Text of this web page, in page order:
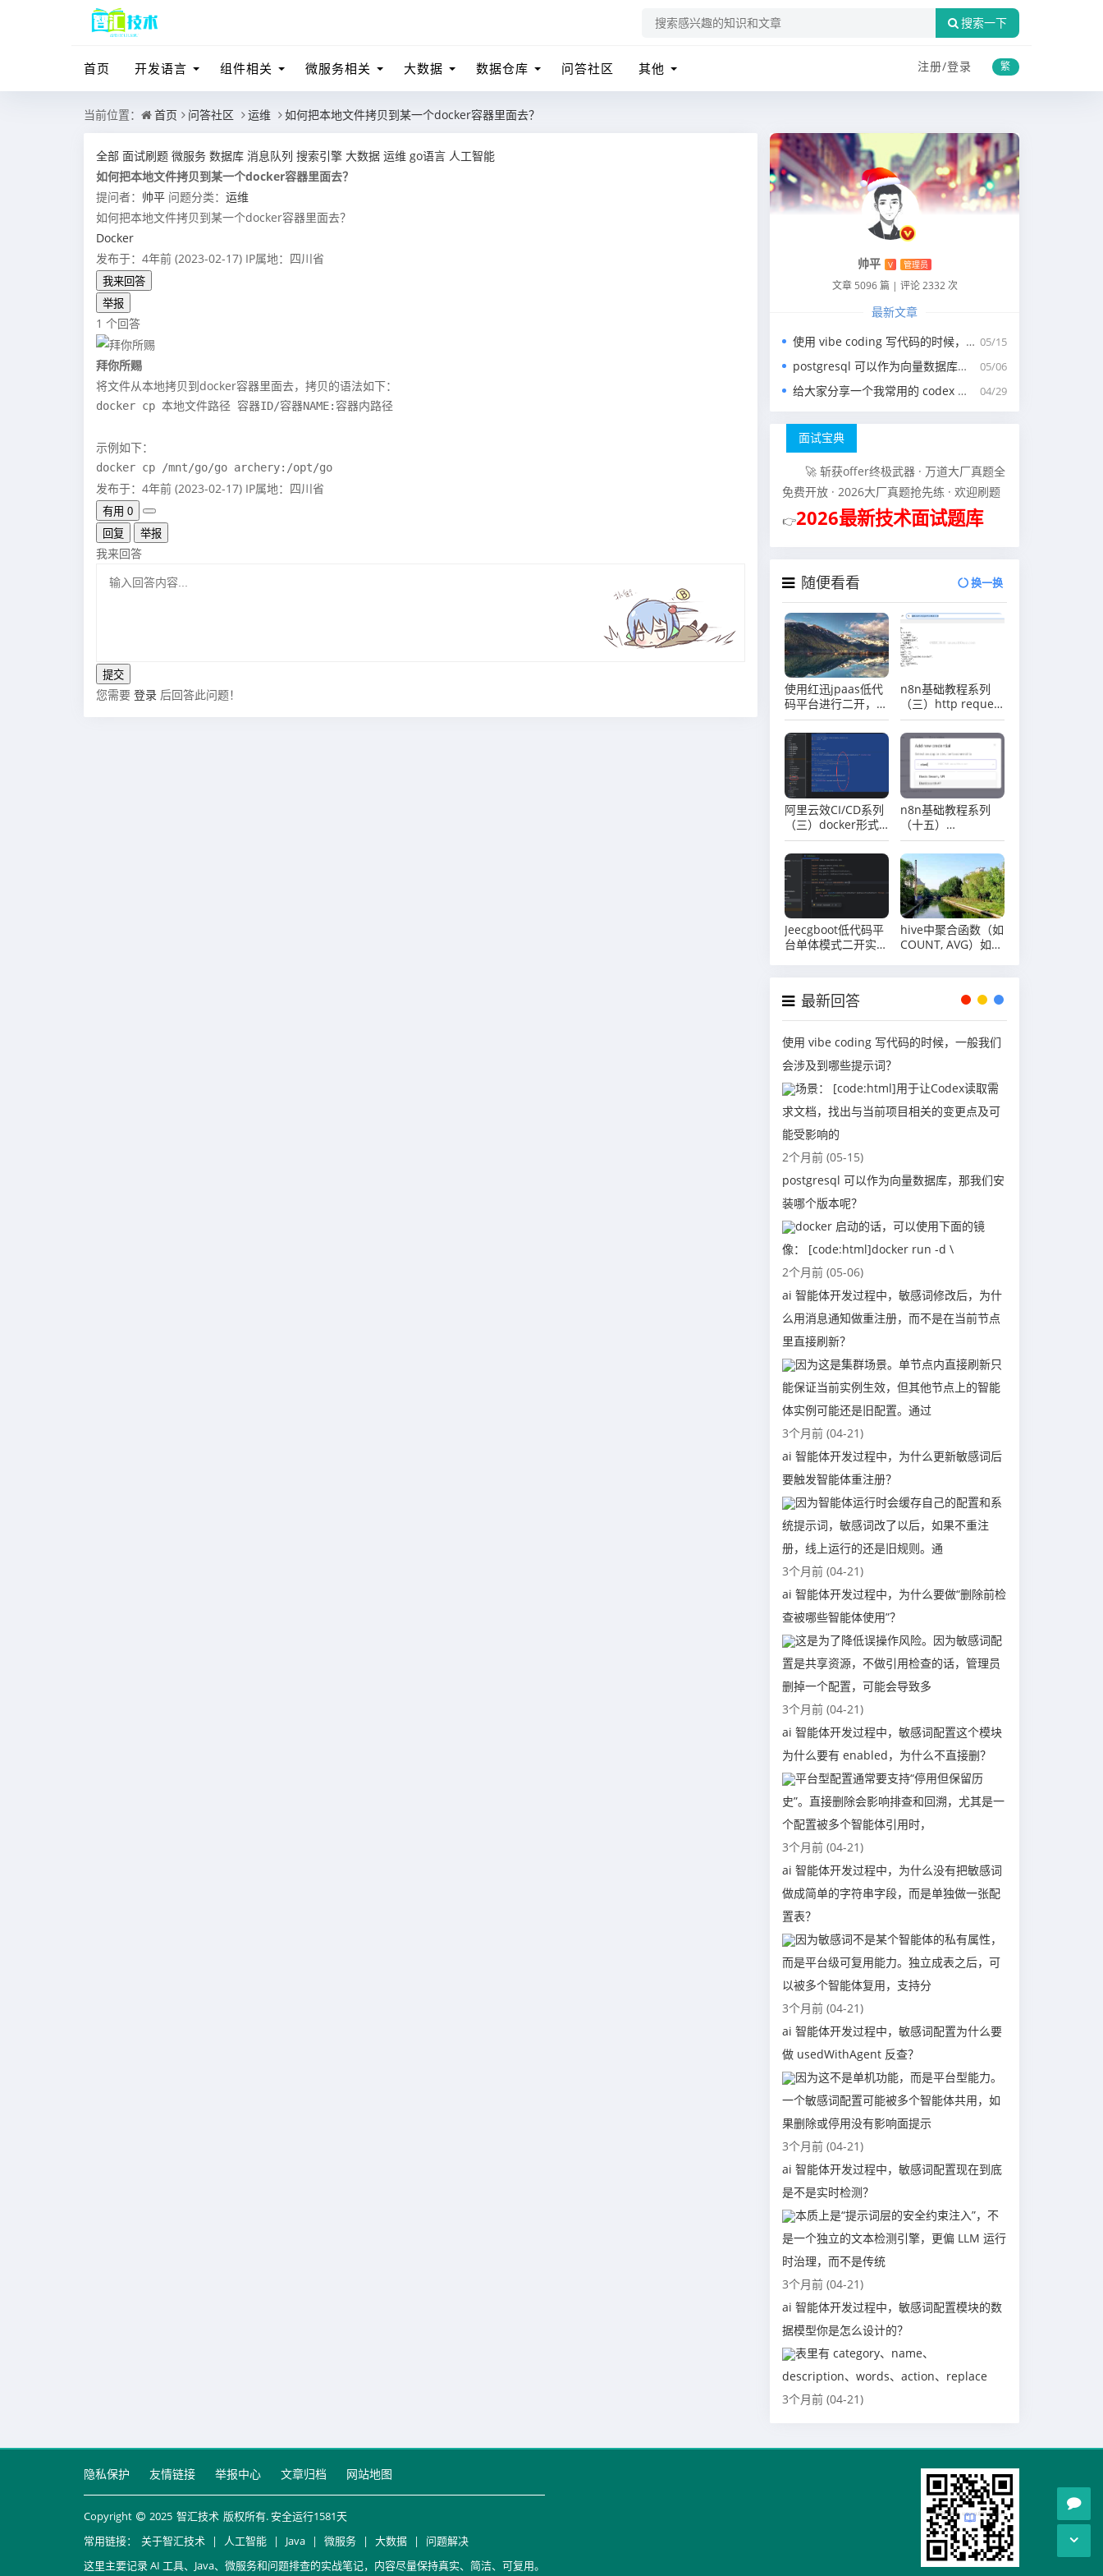
搜索一下
首页 开发语言 组件相关 微服务相关 大数据 数据仓库 问答社区 其他 注册/登录 繁
当前位置： 首页 问答社区 运维 如何把本地文件拷贝到某一个docker容器里面去？
全部 面试刷题 微服务 数据库 消息队列 搜索引擎 大数据 运维 go语言 人工智能
如何把本地文件拷贝到某一个docker容器里面去？
提问者： 帅平 问题分类： 运维
如何把本地文件拷贝到某一个docker容器里面去？
Docker
发布于：4年前 (2023-02-17) IP属地：四川省
我来回答
举报
1 个回答
拜你所赐
将文件从本地拷贝到docker容器里面去，拷贝的语法如下：
docker cp 本地文件路径 容器ID/容器NAME:容器内路径
示例如下：
docker cp /mnt/go/go archery:/opt/go
发布于：4年前 (2023-02-17) IP属地：四川省
有用 0
回复
举报
我来回答
您需要 登录 后回答此问题！
帅平 V 管理员
文章 5096 篇 | 评论 2332 次
最新文章
05/15
使用 vibe coding 写代码的时候，一般我们会涉及到哪些提示词？
05/06
postgresql 可以作为向量数据库，那我们安装哪个版本呢？
04/29
给大家分享一个我常用的 codex 中的 agents.md 文件
面试宝典
🚀 斩获offer终极武器 · 万道大厂真题全
免费开放 · 2026大厂真题抢先练 · 欢迎刷题
👉2026最新技术面试题库
随便看看 换一换
使用红迅jpaas低代
码平台进行二开，想
要根据token获取用
户的id怎么办？
n8n基础教程系列
（三）http request
节点介绍
阿里云效CI/CD系列
（三）docker形式
部署ruoyi前端项目
案例
n8n基础教程系列
（十五）
elasticsearch节点
介绍
Jeecgboot低代码平
台单体模式二开实战
hive中聚合函数（如
COUNT, AVG）如何
最新回答
使用 vibe coding 写代码的时候，一般我们
会涉及到哪些提示词？
场景： [code:html]用于让Codex读取需
求文档，找出与当前项目相关的变更点及可
能受影响的
2个月前 (05-15)
postgresql 可以作为向量数据库，那我们安
装哪个版本呢？
docker 启动的话，可以使用下面的镜
像： [code:html]docker run -d \
2个月前 (05-06)
ai 智能体开发过程中，敏感词修改后，为什
么用消息通知做重注册，而不是在当前节点
里直接刷新？
因为这是集群场景。单节点内直接刷新只
能保证当前实例生效，但其他节点上的智能
体实例可能还是旧配置。通过
3个月前 (04-21)
ai 智能体开发过程中，为什么更新敏感词后
要触发智能体重注册？
因为智能体运行时会缓存自己的配置和系
统提示词，敏感词改了以后，如果不重注
册，线上运行的还是旧规则。通
3个月前 (04-21)
ai 智能体开发过程中，为什么要做“删除前检
查被哪些智能体使用”？
这是为了降低误操作风险。因为敏感词配
置是共享资源，不做引用检查的话，管理员
删掉一个配置，可能会导致多
3个月前 (04-21)
ai 智能体开发过程中，敏感词配置这个模块
为什么要有 enabled，为什么不直接删？
平台型配置通常要支持“停用但保留历
史”。直接删除会影响排查和回溯，尤其是一
个配置被多个智能体引用时，
3个月前 (04-21)
ai 智能体开发过程中，为什么没有把敏感词
做成简单的字符串字段，而是单独做一张配
置表？
因为敏感词不是某个智能体的私有属性，
而是平台级可复用能力。独立成表之后，可
以被多个智能体复用，支持分
3个月前 (04-21)
ai 智能体开发过程中，敏感词配置为什么要
做 usedWithAgent 反查？
因为这不是单机功能，而是平台型能力。
一个敏感词配置可能被多个智能体共用，如
果删除或停用没有影响面提示
3个月前 (04-21)
ai 智能体开发过程中，敏感词配置现在到底
是不是实时检测？
本质上是“提示词层的安全约束注入”，不
是一个独立的文本检测引擎，更偏 LLM 运行
时治理，而不是传统
3个月前 (04-21)
ai 智能体开发过程中，敏感词配置模块的数
据模型你是怎么设计的？
表里有 category、name、
description、words、action、replace
3个月前 (04-21)
隐私保护 友情链接 举报中心 文章归档 网站地图
Copyright 2025 智汇技术 版权所有. 安全运行1581天
常用链接：
关于智汇技术 | 人工智能 | Java | 微服务 | 大数据 |
问题解决
这里主要记录 AI 工具、Java、微服务和问题排查的实战笔记，内容尽量保持真实、简洁、可复用。